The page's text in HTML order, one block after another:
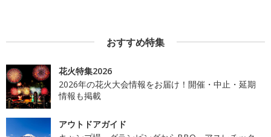
おすすめ特集
花火特集2026
2026年の花火大会情報をお届け！開催・中止・延期
情報も掲載
アウトドアガイド